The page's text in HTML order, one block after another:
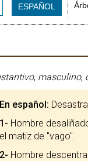
ESPAÑOL
, masculino,
En español:
1- Hombre
el matiz de "vago".
2- Hombre